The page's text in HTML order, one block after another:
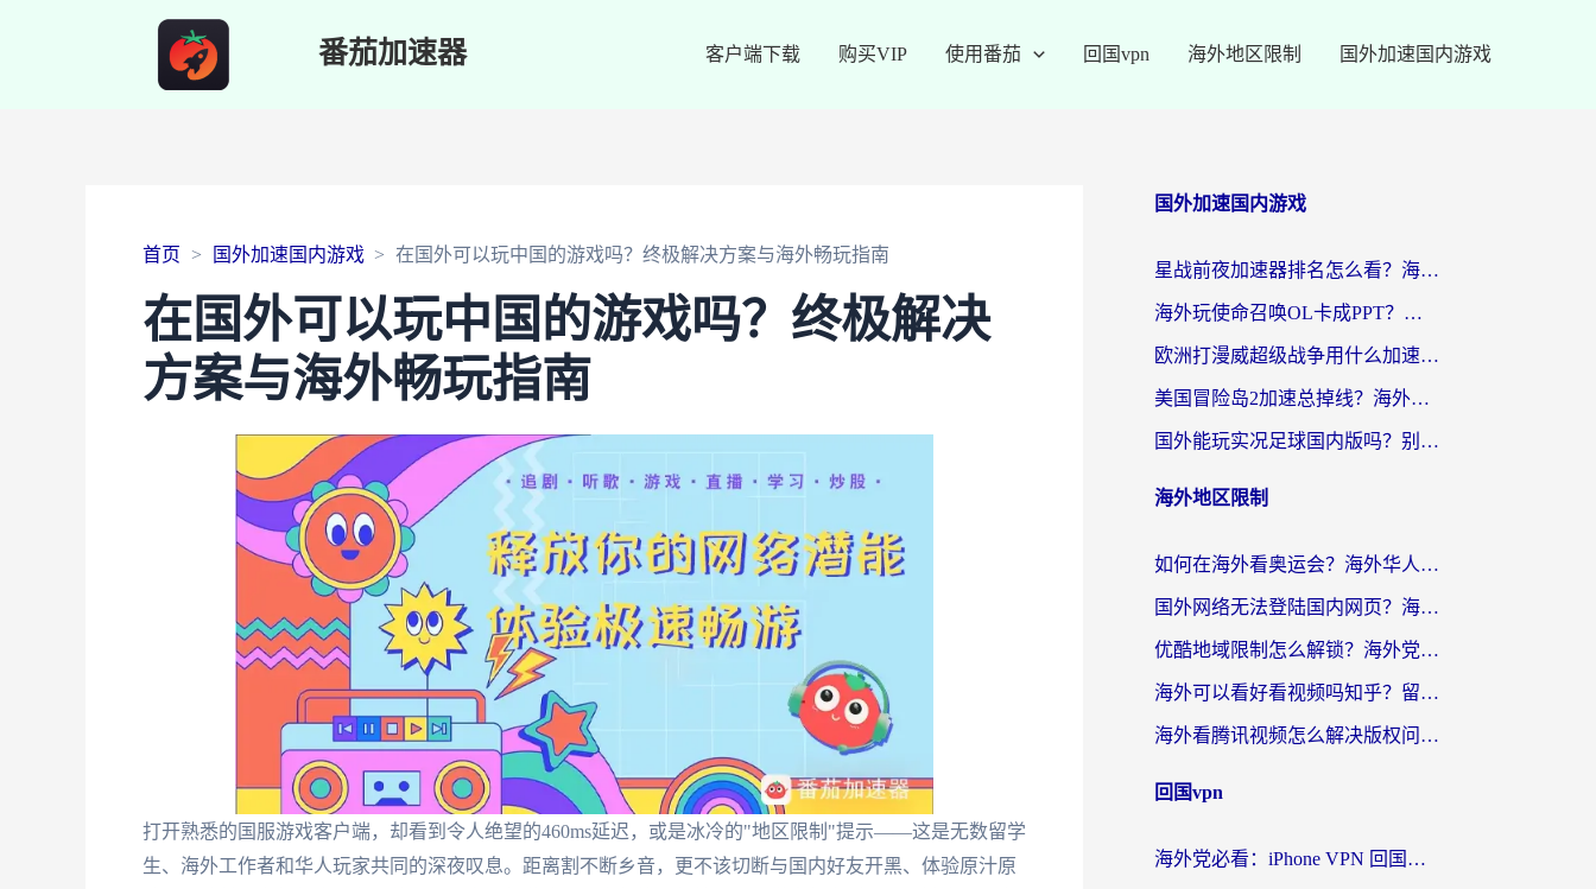
番茄加速器 客户端下载 购买VIP 使用番茄 回国vpn 海外地区限制 国外加速国内游戏
首页 国外加速国内游戏 在国外可以玩中国的游戏吗？终极解决方案与海外畅玩指南
在国外可以玩中国的游戏吗？终极解决
方案与海外畅玩指南
打开熟悉的国服游戏客户端，却看到令人绝望的460ms延迟，或是冰冷的"地区限制"提示——这是无数留学
生、海外工作者和华人玩家共同的深夜叹息。距离割不断乡音，更不该切断与国内好友开黑、体验原汁原
国外加速国内游戏
星战前夜加速器排名怎么看？海外玩家国服游戏畅玩终极指南（附欧洲玩跑跑我的起源解决方案）
海外玩使命召唤OL卡成PPT？苹果用户必看：使命召唤OL国外加速器下载苹果版指南
欧洲打漫威超级战争用什么加速器？3个海外游戏卡顿问题一次解决（附实测推荐）
美国冒险岛2加速总掉线？海外玩家必看的国服游戏加速器选择指南
国外能玩实况足球国内版吗？别再卡成PPT！海外党国服游戏加速全攻略
海外地区限制
如何在海外看奥运会？海外华人必看的体育赛事直播终极指南
国外网络无法登陆国内网页？海外党必看：选对回国加速器实现无缝访问
优酷地域限制怎么解锁？海外党亲测有效的追剧自由指南
海外可以看好看视频吗知乎？留学生亲测有效的回国追剧解决方案
海外看腾讯视频怎么解决版权问题呢？3步让你轻松解锁国内影视自由
回国vpn
海外党必看：iPhone VPN 回国怎么选？一篇搞定无缝访问国内资源